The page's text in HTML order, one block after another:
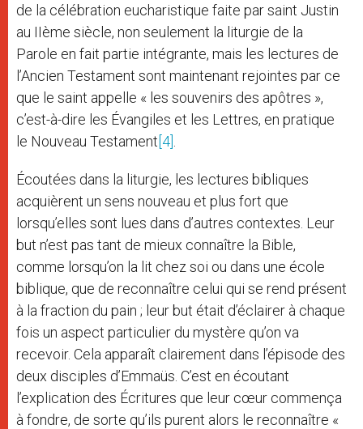
de la célébration eucharistique faite par saint Justin
au IIème siècle, non seulement la liturgie de la
Parole en fait partie intégrante, mais les lectures de
l’Ancien Testament sont maintenant rejointes par ce
que le saint appelle « les souvenirs des apôtres »,
c’est-à-dire les Évangiles et les Lettres, en pratique
le Nouveau Testament[4]
Écoutées dans la liturgie, les lectures bibliques
acquièrent un sens nouveau et plus fort que
lorsqu’elles sont lues dans d’autres contextes. Leur
but n’est pas tant de mieux connaître la Bible,
comme lorsqu’on la lit chez soi ou dans une école
biblique, que de reconnaître celui qui se rend présent
à la fraction du pain ; leur but était d’éclairer à chaque
fois un aspect particulier du mystère qu’on va
recevoir. Cela apparaît clairement dans l’épisode des
deux disciples d’Emmaüs. C’est en écoutant
l’explication des Écritures que leur cœur commença
à fondre, de sorte qu’ils purent alors le reconnaître «